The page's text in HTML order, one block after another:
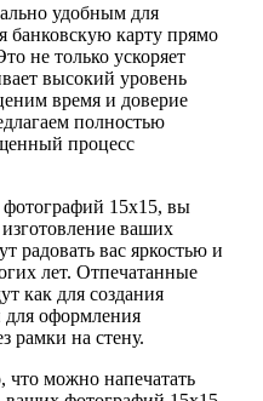
удобным для
банковскую карту прямо
не только ускоряет
высокий уровень
время и доверие
полностью
процесс
15х15, вы
ваших
радовать вас яркостью и
лет. Отпечатанные
как для создания
для оформления
рамки на стену.
что можно напечатать